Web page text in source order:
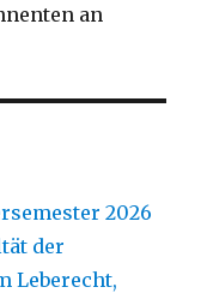
an
2026
der
Leberecht,